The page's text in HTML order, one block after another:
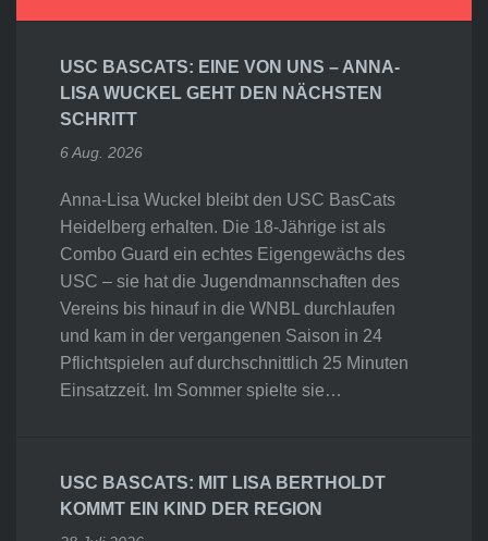
USC BASCATS: EINE VON UNS – ANNA-
LISA WUCKEL GEHT DEN NÄCHSTEN
SCHRITT
6 Aug. 2026
Anna-Lisa Wuckel bleibt den USC BasCats
Heidelberg erhalten. Die 18-Jährige ist als
Combo Guard ein echtes Eigengewächs des
USC – sie hat die Jugendmannschaften des
Vereins bis hinauf in die WNBL durchlaufen
und kam in der vergangenen Saison in 24
Pflichtspielen auf durchschnittlich 25 Minuten
Einsatzzeit. Im Sommer spielte sie…
USC BASCATS: MIT LISA BERTHOLDT
KOMMT EIN KIND DER REGION